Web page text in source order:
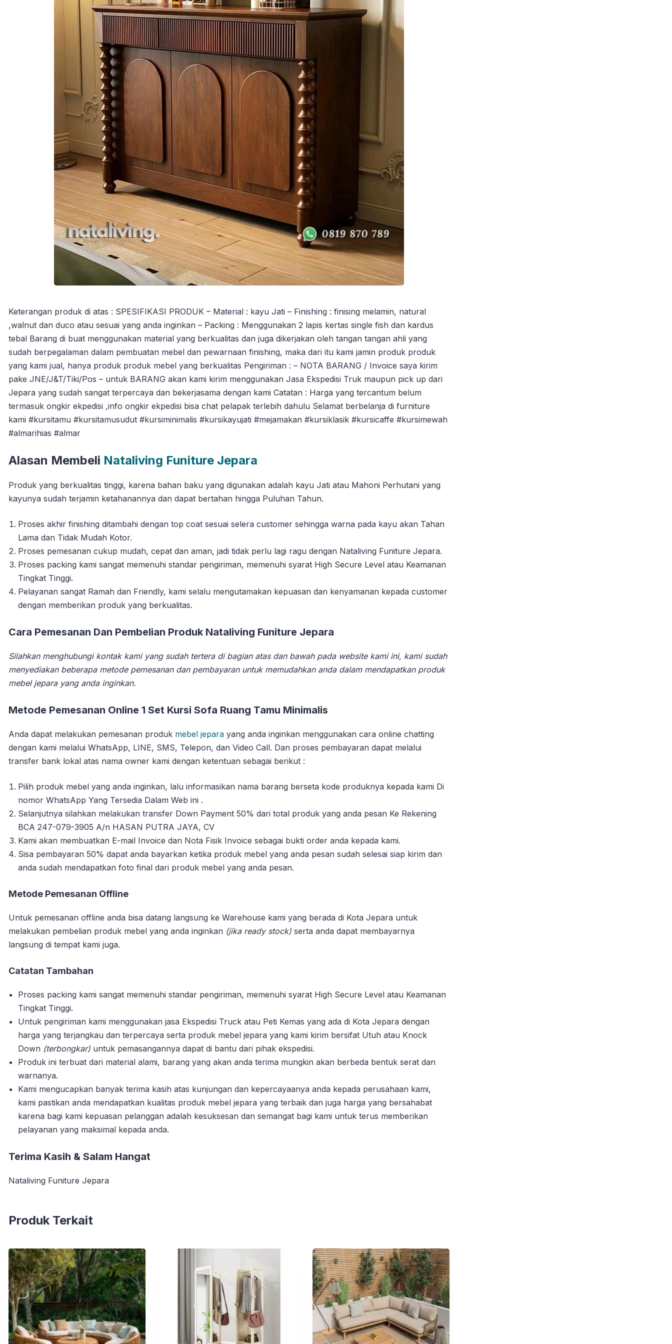
Keterangan produk di atas : SPESIFIKASI PRODUK – Material : kayu Jati – Finishing : finising melamin, natural
,walnut dan duco atau sesuai yang anda inginkan – Packing : Menggunakan 2 lapis kertas single fish dan kardus
tebal Barang di buat menggunakan material yang berkualitas dan juga dikerjakan oleh tangan tangan ahli yang
sudah berpegalaman dalam pembuatan mebel dan pewarnaan finishing, maka dari itu kami jamin produk produk
yang kami jual, hanya produk produk mebel yang berkualitas Pengiriman : – NOTA BARANG / Invoice saya kirim
pake JNE/J&T/Tiki/Pos – untuk BARANG akan kami kirim menggunakan Jasa Ekspedisi Truk maupun pick up dari
Jepara yang sudah sangat terpercaya dan bekerjasama dengan kami Catatan : Harga yang tercantum belum
termasuk ongkir ekpedisi ,info ongkir ekpedisi bisa chat pelapak terlebih dahulu Selamat berbelanja di furniture
kami #kursitamu #kursitamusudut #kursiminimalis #kursikayujati #mejamakan #kursiklasik #kursicaffe #kursimewah
#almarihias #almar
Alasan Membeli Nataliving Funiture Jepara
Produk yang berkualitas tinggi, karena bahan baku yang digunakan adalah kayu Jati atau Mahoni Perhutani yang
kayunya sudah terjamin ketahanannya dan dapat bertahan hingga Puluhan Tahun.
Proses akhir finishing ditambahi dengan top coat sesuai selera customer sehingga warna pada kayu akan Tahan
Lama dan Tidak Mudah Kotor.
Proses pemesanan cukup mudah, cepat dan aman, jadi tidak perlu lagi ragu dengan Nataliving Funiture Jepara.
Proses packing kami sangat memenuhi standar pengiriman, memenuhi syarat High Secure Level atau Keamanan
Tingkat Tinggi.
Pelayanan sangat Ramah dan Friendly, kami selalu mengutamakan kepuasan dan kenyamanan kepada customer
dengan memberikan produk yang berkualitas.
Cara Pemesanan Dan Pembelian Produk Nataliving Funiture Jepara
Silahkan menghubungi kontak kami yang sudah tertera di bagian atas dan bawah pada website kami ini, kami sudah
menyediakan beberapa metode pemesanan dan pembayaran untuk memudahkan anda dalam mendapatkan produk
mebel jepara yang anda inginkan.
Metode Pemesanan Online 1 Set Kursi Sofa Ruang Tamu Minimalis
Anda dapat melakukan pemesanan produk mebel jepara yang anda inginkan menggunakan cara online chatting
dengan kami melalui WhatsApp, LINE, SMS, Telepon, dan Video Call. Dan proses pembayaran dapat melalui
transfer bank lokal atas nama owner kami dengan ketentuan sebagai berikut :
Pilih produk mebel yang anda inginkan, lalu informasikan nama barang berseta kode produknya kepada kami Di
nomor WhatsApp Yang Tersedia Dalam Web ini .
Selanjutnya silahkan melakukan transfer Down Payment 50% dari total produk yang anda pesan Ke Rekening
BCA 247-079-3905 A/n HASAN PUTRA JAYA, CV
Kami akan membuatkan E-mail Invoice dan Nota Fisik Invoice sebagai bukti order anda kepada kami.
Sisa pembayaran 50% dapat anda bayarkan ketika produk mebel yang anda pesan sudah selesai siap kirim dan
anda sudah mendapatkan foto final dari produk mebel yang anda pesan.
Metode Pemesanan Offline
Untuk pemesanan offline anda bisa datang langsung ke Warehouse kami yang berada di Kota Jepara untuk
melakukan pembelian produk mebel yang anda inginkan (jika ready stock) serta anda dapat membayarnya
langsung di tempat kami juga.
Catatan Tambahan
Proses packing kami sangat memenuhi standar pengiriman, memenuhi syarat High Secure Level atau Keamanan
Tingkat Tinggi.
Untuk pengiriman kami menggunakan jasa Ekspedisi Truck atau Peti Kemas yang ada di Kota Jepara dengan
harga yang terjangkau dan terpercaya serta produk mebel jepara yang kami kirim bersifat Utuh atau Knock
Down (terbongkar) untuk pemasangannya dapat di bantu dari pihak ekspedisi.
Produk ini terbuat dari material alami, barang yang akan anda terima mungkin akan berbeda bentuk serat dan
warnanya.
Kami mengucapkan banyak terima kasih atas kunjungan dan kepercayaanya anda kepada perusahaan kami,
kami pastikan anda mendapatkan kualitas produk mebel jepara yang terbaik dan juga harga yang bersahabat
karena bagi kami kepuasan pelanggan adalah kesuksesan dan semangat bagi kami untuk terus memberikan
pelayanan yang maksimal kepada anda.
Terima Kasih & Salam Hangat
Nataliving Funiture Jepara
Produk Terkait